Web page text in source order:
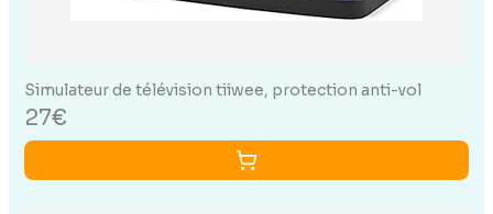
Simulateur de télévision tiiwee, protection anti-vol
27€